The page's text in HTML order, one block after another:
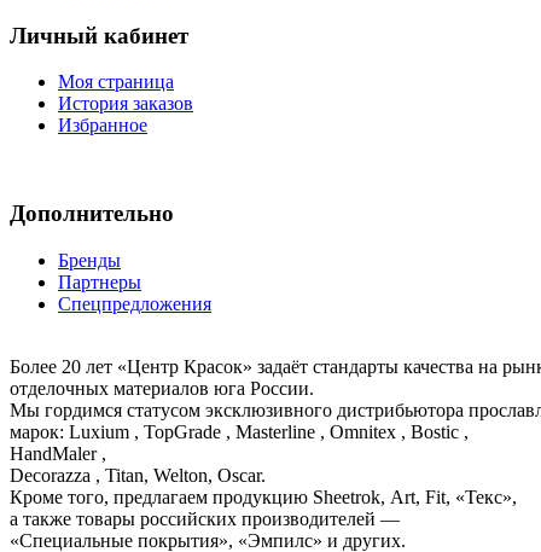
Личный кабинет
Моя страница
История заказов
Избранное
Дополнительно
Бренды
Партнеры
Спецпредложения
Более 20 лет «Центр Красок» задаёт стандарты качества на
отделочных материалов юга России.
Мы гордимся статусом эксклюзивного дистрибьютора
марок: Luxium , TopGrade , Masterline , Omnitex , Bostic ,
HandMaler ,
Decorazza , Titan, Welton, Oscar.
Кроме того, предлагаем продукцию Sheetrok, Art, Fit, «Текс»,
а также товары российских производителей —
«Специальные покрытия», «Эмпилс» и других.